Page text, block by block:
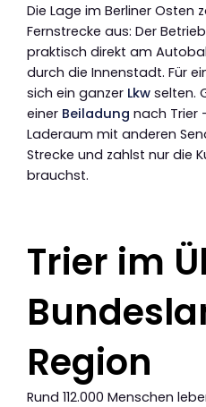
Die Lage im Berliner Osten
Fernstrecke aus: Der
praktisch direkt am
durch die Innenstadt. Für
sich ein ganzer Lkw selten.
einer Beiladung nach Trier
Laderaum mit anderen
Strecke und zahlst nur die
brauchst.
Trier im
Region
Rund 112.000 Menschen